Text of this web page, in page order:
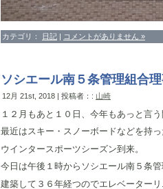
カテゴリ： 日記 | コメントがありません »
ソシエール南５条管理組合
12月 21st, 2018 | 投稿者：: 山崎
１２月もあと１０日、今年もあっと言う
最近はスキー・スノーボードなどを持っ
ウインタースポーツシーズン到来。
今日は午後１時からソシエール南５条管
建築して３６年経つのでエレベーター